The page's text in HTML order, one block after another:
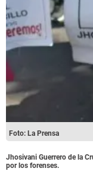
Foto: La Prensa
Jhosivani Guerrero de la
por los forenses.